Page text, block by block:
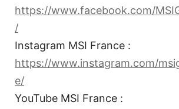
https://www.facebook.com/
/
Instagram MSI France :
https://www.instagram.com/
e/
YouTube MSI France :